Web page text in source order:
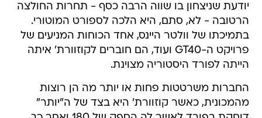
יודעת שניצחון בו שווה הרבה כסף - תחרות החולצה
הרטובה - לא, סתם, היא הלכה לספורט המוטורי.
בתמיכתו של וולטר היינס, אחד הכוחות המניעים של
פרויקט ה-GT40 ועוד, הם חוברים לקוזוורת' איתה
הייתה לפורד היסטוריה מצוינת.
החברות משרטטות פחות או יותר מה הן רוצות
מהמכונית, כאשר קוזוורת' היא בצד של ה"יותר"